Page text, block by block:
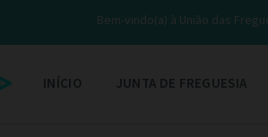
Bem-vindo(a) à União das
INÍCIO JUNTA DE FREGUESIA